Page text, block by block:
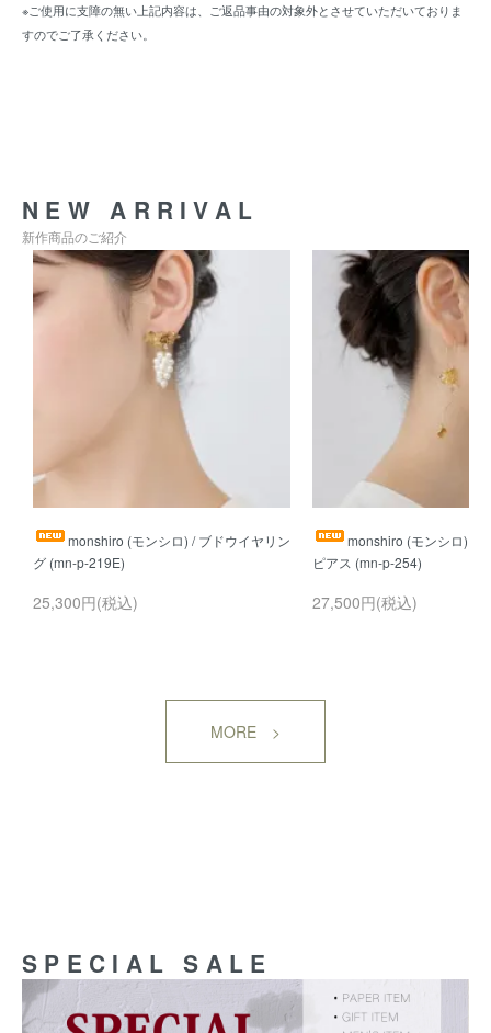
※ご使用に支障の無い上記内容は、ご返品事由の対象外とさせていただいておりま
すのでご了承ください。
NEW ARRIVAL
新作商品のご紹介
monshiro (モンシロ) / ブドウイヤリン
25,300円(税込)
monshiro (モンシロ) /
27,500円(税込)
MORE >
SPECIAL SALE